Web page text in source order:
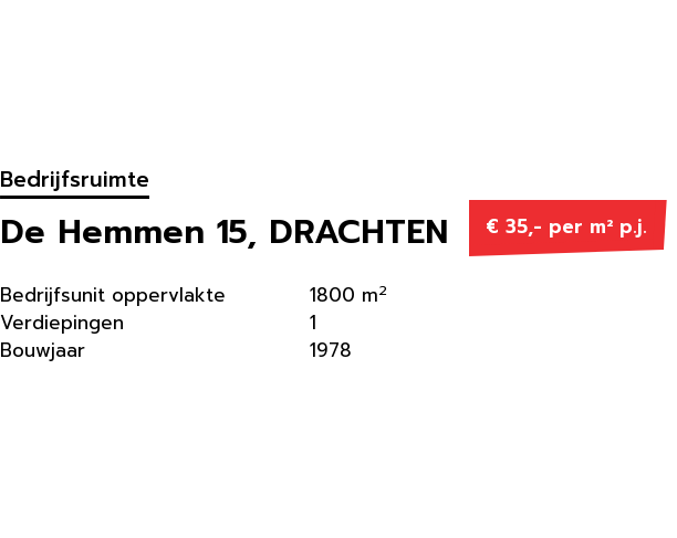
Bedrijfsruimte
De Hemmen 15, DRACHTEN
Bedrijfsunit oppervlakte
Verdiepingen
Bouwjaar
1800 m2
1
1978
€ 35,- per m² p.j.